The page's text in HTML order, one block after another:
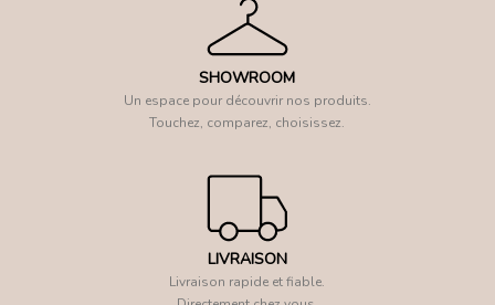
SHOWROOM
Un espace pour découvrir nos produits.
Touchez, comparez, choisissez.
LIVRAISON
Livraison rapide et fiable.